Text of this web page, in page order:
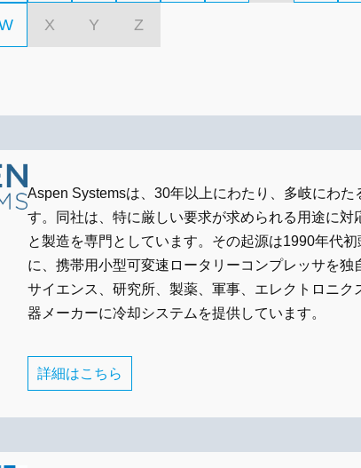
X Y Z
Aspen Systemsは、30年以上にわたり、多岐にわ
す。同社は、特に厳しい要求が求められる用途に
と製造を専門としています。その起源は1990年代
に、携帯用小型可変速ロータリーコンプレッサを
サイエンス、研究所、製薬、軍事、エレクトロニ
器メーカーに冷却システムを提供しています。
詳細はこちら